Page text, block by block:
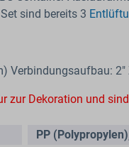
sind bereits 3
Verbindungsaufbau:
zur Dekoration und sind
PP (Polypropylen)